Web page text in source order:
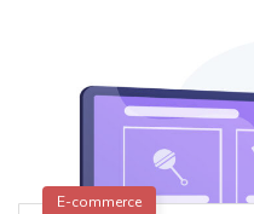
E-commerce